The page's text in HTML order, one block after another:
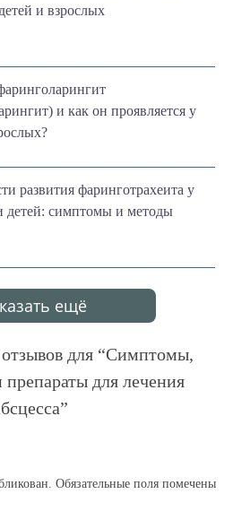
и взрослых
и как он проявляется у
развития фаринготрахеита у
детей: симптомы и методы
ещё
для “Симптомы,
для лечения
”
Обязательные поля помечены